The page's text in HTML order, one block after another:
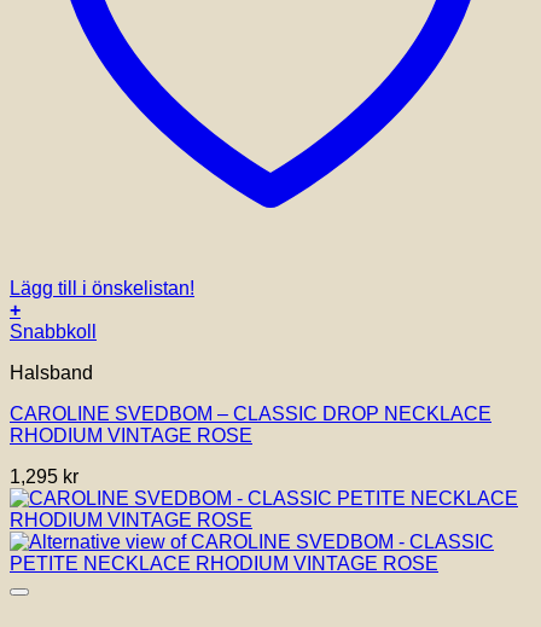
Lägg till i önskelistan!
+
Snabbkoll
Halsband
CAROLINE SVEDBOM – CLASSIC DROP NECKLACE
RHODIUM VINTAGE ROSE
1,295 kr